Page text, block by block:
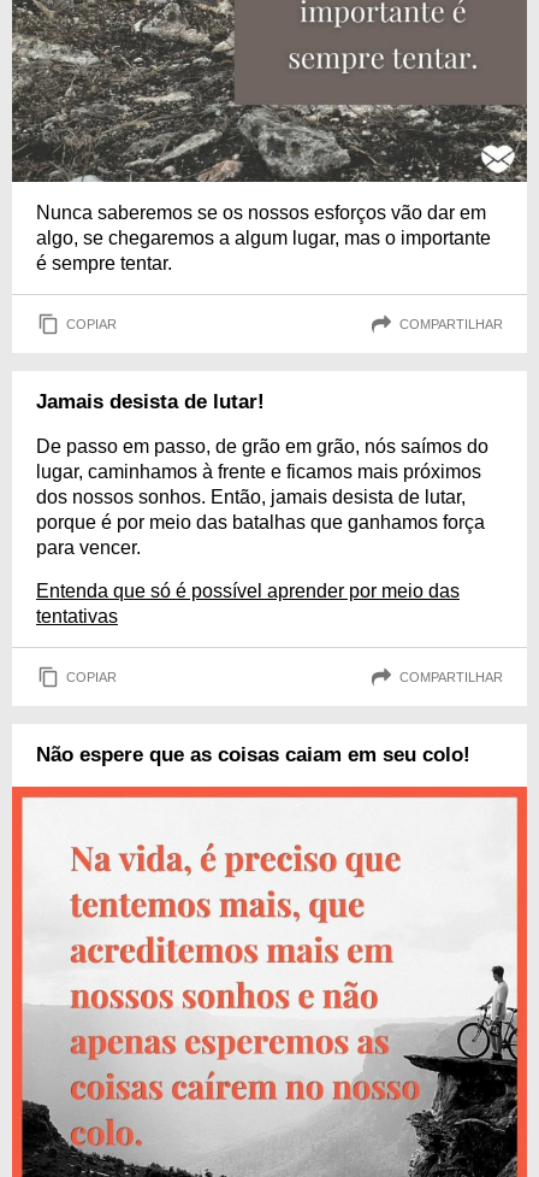
Nunca saberemos se os nossos esforços vão dar em
algo, se chegaremos a algum lugar, mas o importante
é sempre tentar.
COPIAR COMPARTILHAR
Jamais desista de lutar!
De passo em passo, de grão em grão, nós saímos do
lugar, caminhamos à frente e ficamos mais próximos
dos nossos sonhos. Então, jamais desista de lutar,
porque é por meio das batalhas que ganhamos força
para vencer.
Entenda que só é possível aprender por meio das
tentativas
COPIAR COMPARTILHAR
Não espere que as coisas caiam em seu colo!